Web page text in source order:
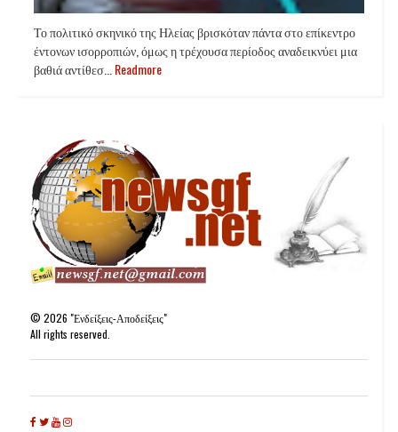
Το πολιτικό σκηνικό της Ηλείας βρισκόταν πάντα στο επίκεντρο
έντονων ισορροπιών, όμως η τρέχουσα περίοδος αναδεικνύει μια
βαθιά αντίθεσ...Readmore
©2026 "Ενδείξεις-Αποδείξεις"
All rights reserved.